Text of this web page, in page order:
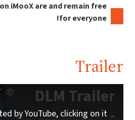
iMooX are and remain free
for everyone!
Trailer
DLM Trailer
-
by YouTube, clicking on it